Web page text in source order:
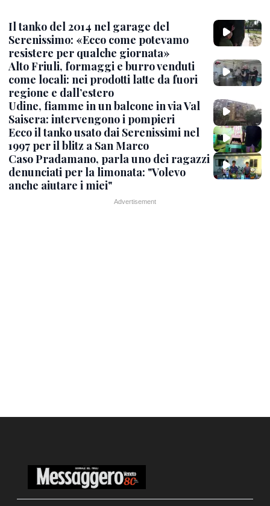
Il tanko del 2014 nel garage del
Serenissimo: «Ecco come potevamo
resistere per qualche giornata»
Alto Friuli, formaggi e burro venduti
come locali: nei prodotti latte da fuori
regione e dall’estero
Udine, fiamme in un balcone in via Val
Saisera: intervengono i pompieri
Ecco il tanko usato dai Serenissimi nel
1997 per il blitz a San Marco
Caso Pradamano, parla uno dei ragazzi
denunciati per la limonata: "Volevo
anche aiutare i miei"